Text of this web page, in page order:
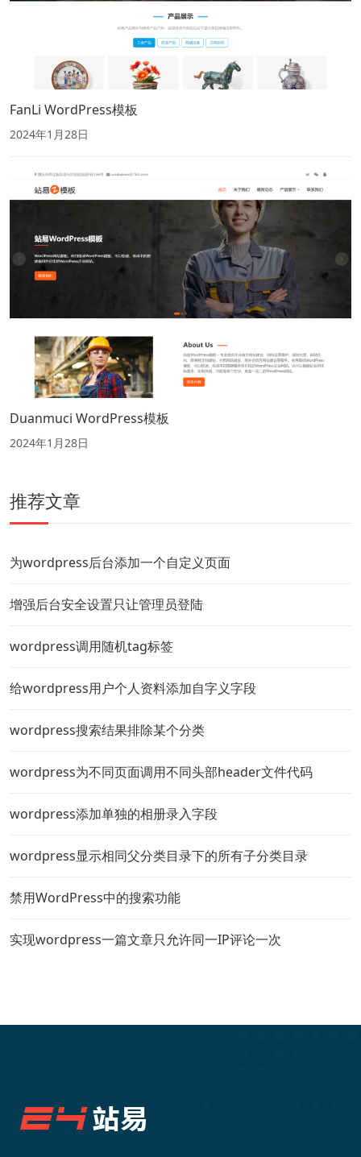
FanLi WordPress模板
2024年1月28日
Duanmuci WordPress模板
2024年1月28日
推荐文章
为wordpress后台添加一个自定义页面
增强后台安全设置只让管理员登陆
wordpress调用随机tag标签
给wordpress用户个人资料添加自字义字段
wordpress搜索结果排除某个分类
wordpress为不同页面调用不同头部header文件代码
wordpress添加单独的相册录入字段
wordpress显示相同父分类目录下的所有子分类目录
禁用WordPress中的搜索功能
实现wordpress一篇文章只允许同一IP评论一次